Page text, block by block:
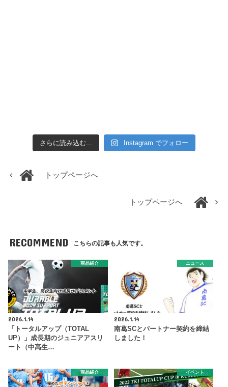
さらに読み込む... Instagram でフォロー
トップページへ
トップページへ
RECOMMEND こちらの記事も人気です。
商品紹介
2026.1.14
「トータルアップ（TOTAL
UP）」成長期のジュニアアスリ
ート（中高生…
ニュース
2026.1.14
南葛SCとパートナー契約を締結
しました！
商品紹介 イベント